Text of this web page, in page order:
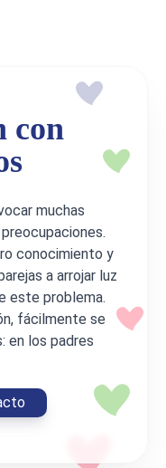
con
muchas
conocimiento y
a arrojar luz
este problema.
fácilmente se
en los padres